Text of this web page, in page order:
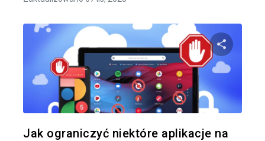
Jak ograniczyć niektóre aplikacje na